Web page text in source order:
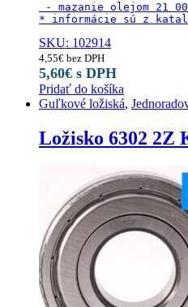
- mazanie olejom 21
* informácie sú z
SKU: 102914
4,55€ bez DPH
5,60€ s DPH
Pridať do košíka
Guľkové ložiská,
Ložisko 6302 2Z